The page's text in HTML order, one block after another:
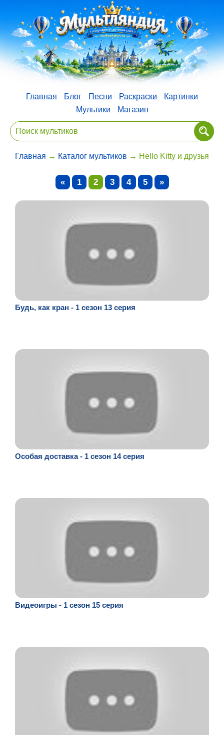
Главная Блог Песни Раскраски
Картинки
Мультики
Магазин
Главная → Каталог мультиков → Hello Kitty и друзья
« 1 2 3 4 5 »
Будь, как кран - 1 сезон 13 серия
Особая доставка - 1 сезон 14 серия
Видеоигры - 1 сезон 15 серия